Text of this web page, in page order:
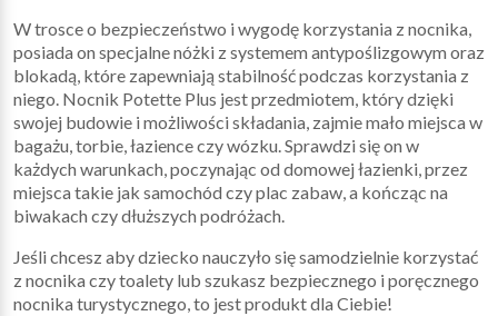
W trosce o bezpieczeństwo i wygodę korzystania z nocnika,
posiada on specjalne nóżki z systemem antypoślizgowym oraz
blokadą, które zapewniają stabilność podczas korzystania z
niego. Nocnik Potette Plus jest przedmiotem, który dzięki
swojej budowie i możliwości składania, zajmie mało miejsca w
bagażu, torbie, łazience czy wózku. Sprawdzi się on w
każdych warunkach, poczynając od domowej łazienki, przez
miejsca takie jak samochód czy plac zabaw, a kończąc na
biwakach czy dłuższych podróżach.
Jeśli chcesz aby dziecko nauczyło się samodzielnie korzystać
z nocnika czy toalety lub szukasz bezpiecznego i poręcznego
nocnika turystycznego, to jest produkt dla Ciebie!